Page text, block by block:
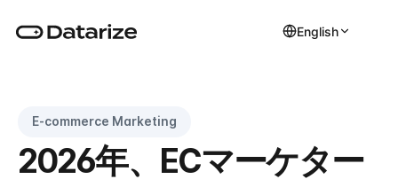
English
E-commerce Marketing
2026年、ECマーケター